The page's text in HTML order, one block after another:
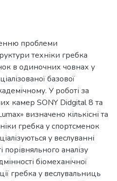
проблеми
техніки гребка
в одиночних човнах у
базової
У роботі за
камер SONY Didgital 8 та
визначено кількісні та
гребка у спортсменок
у веслуванні
порівняльного аналізу
біомеханічної
гребка у веслувальниць